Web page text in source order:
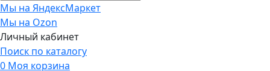
Мы на ЯндексМаркет
Мы на Ozon
Личный кабинет
Поиск по каталогу
0 Моя корзина